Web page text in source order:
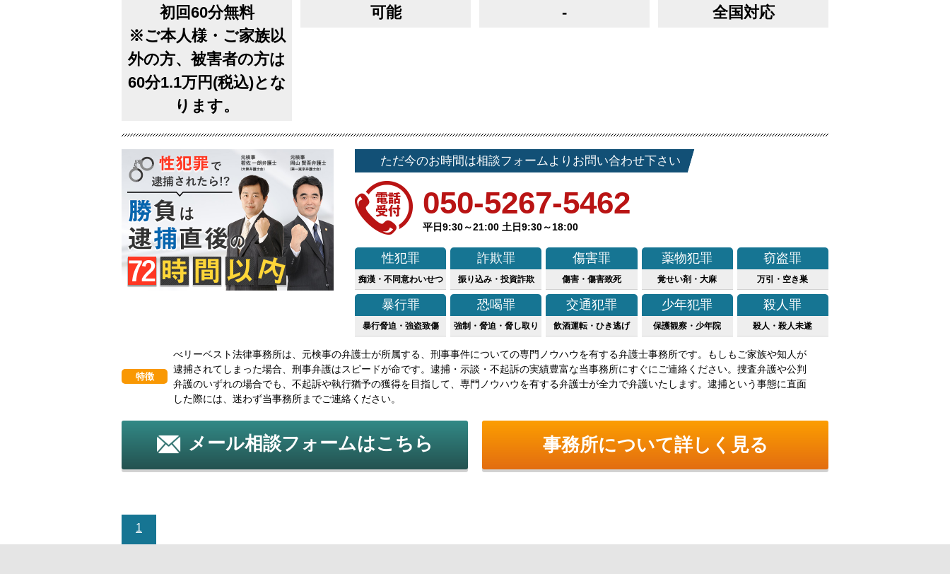
初回60分無料
※ご本人様・ご家族以
外の方、被害者の方は
60分1.1万円(税込)とな
ります。
可能 - 全国対応
050-5267-5462
ただ今のお時間は相談フォームよりお問い合わせ下さい
平日9:30～21:00 土日9:30～18:00
性犯罪
痴漢・不同意わいせつ
詐欺罪
振り込み・投資詐欺
傷害罪
傷害・傷害致死
薬物犯罪
覚せい剤・大麻
窃盗罪
万引・空き巣
暴行罪
暴行脅迫・強盗致傷
恐喝罪
強制・脅迫・脅し取り
交通犯罪
飲酒運転・ひき逃げ
少年犯罪
保護観察・少年院
殺人罪
殺人・殺人未遂
特徴
べリーベスト法律事務所は、元検事の弁護士が所属する、刑事事件についての専門ノウハウを有する弁護士事務所です。もしもご家族や知人が
逮捕されてしまった場合、刑事弁護はスピードが命です。逮捕・示談・不起訴の実績豊富な当事務所にすぐにご連絡ください。捜査弁護や公判
弁護のいずれの場合でも、不起訴や執行猶予の獲得を目指して、専門ノウハウを有する弁護士が全力で弁護いたします。逮捕という事態に直面
した際には、迷わず当事務所までご連絡ください。
メール相談フォームはこちら 事務所について詳しく見る
1